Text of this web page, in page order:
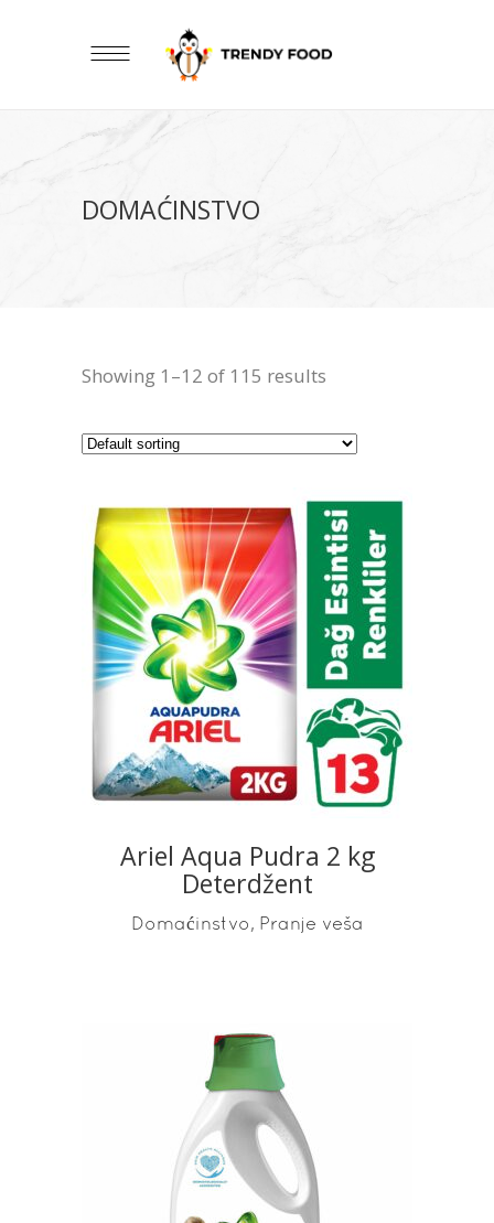
DOMAĆINSTVO
Showing 1–12 of 115 results
READ MORE
Ariel Aqua Pudra 2 kg
Deterdžent
Domaćinstvo, Pranje veša
READ MORE